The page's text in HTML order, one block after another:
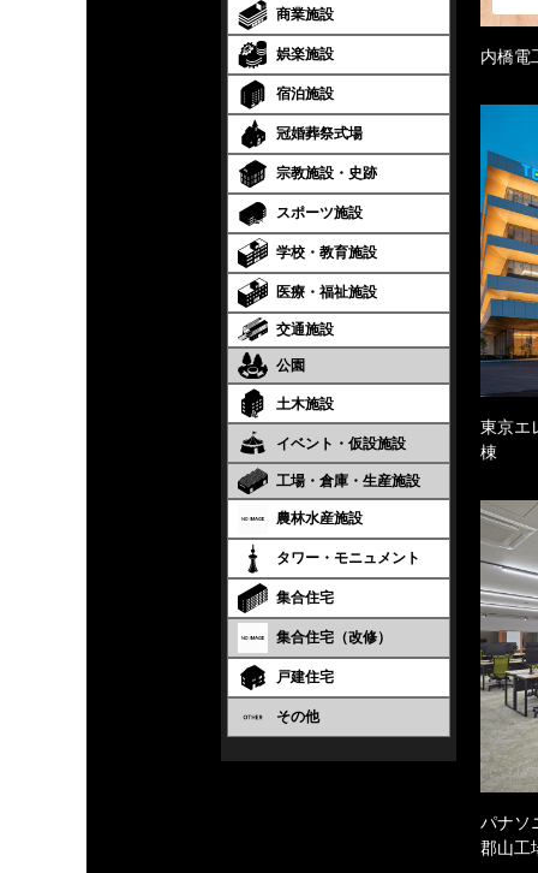
商業施設
娯楽施設
宿泊施設
冠婚葬祭式場
宗教施設・史跡
スポーツ施設
学校・教育施設
医療・福祉施設
交通施設
公園
土木施設
イベント・仮設施設
工場・倉庫・生産施設
農林水産施設
タワー・モニュメント
集合住宅
集合住宅（改修）
戸建住宅
その他
内橋電
東京エ
棟
パナソ
郡山工